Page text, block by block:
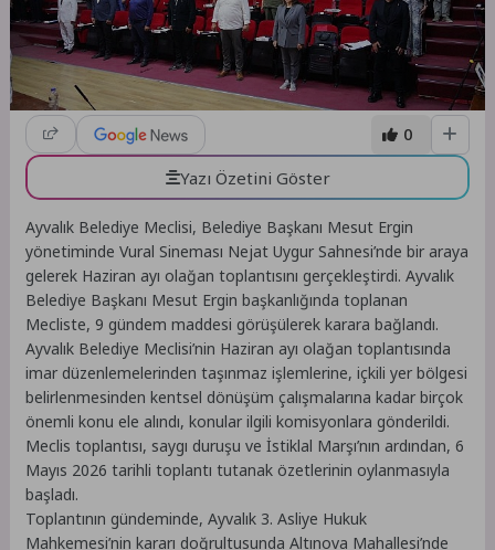
0
Yazı Özetini Göster
Ayvalık Belediye Meclisi, Belediye Başkanı Mesut Ergin
yönetiminde Vural Sineması Nejat Uygur Sahnesi’nde bir araya
gelerek Haziran ayı olağan toplantısını gerçekleştirdi. Ayvalık
Belediye Başkanı Mesut Ergin başkanlığında toplanan
Mecliste, 9 gündem maddesi görüşülerek karara bağlandı.
Ayvalık Belediye Meclisi’nin Haziran ayı olağan toplantısında
imar düzenlemelerinden taşınmaz işlemlerine, içkili yer bölgesi
belirlenmesinden kentsel dönüşüm çalışmalarına kadar birçok
önemli konu ele alındı, konular ilgili komisyonlara gönderildi.
Meclis toplantısı, saygı duruşu ve İstiklal Marşı’nın ardından, 6
Mayıs 2026 tarihli toplantı tutanak özetlerinin oylanmasıyla
başladı.
Toplantının gündeminde, Ayvalık 3. Asliye Hukuk
Mahkemesi’nin kararı doğrultusunda Altınova Mahallesi’nde